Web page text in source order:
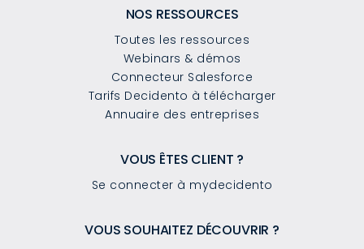
NOS RESSOURCES
Toutes les ressources
Webinars & démos
Connecteur Salesforce
Tarifs Decidento à télécharger
Annuaire des entreprises
VOUS ÊTES CLIENT ?
Se connecter à mydecidento
VOUS SOUHAITEZ DÉCOUVRIR ?